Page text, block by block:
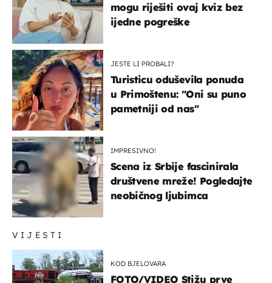
VIJESTI
KOD BJELOVARA
FOTO/VIDEO Stižu prve
mogu riješiti ovaj kviz bez
ijedne pogreške
JESTE LI PROBALI?
Turisticu oduševila ponuda
u Primoštenu: "Oni su puno
pametniji od nas"
IMPRESIVNO!
Scena iz Srbije fascinirala
društvene mreže! Pogledajte
neobičnog ljubimca